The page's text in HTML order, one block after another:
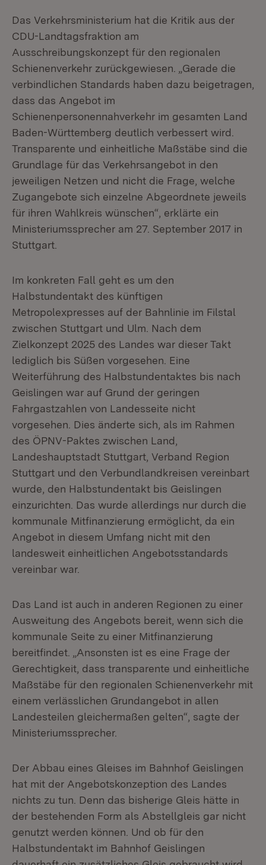
Das Verkehrsministerium hat die Kritik aus der
CDU-Landtagsfraktion am
Ausschreibungskonzept für den regionalen
Schienenverkehr zurückgewiesen. „Gerade die
verbindlichen Standards haben dazu beigetragen,
dass das Angebot im
Schienenpersonennahverkehr im gesamten Land
Baden-Württemberg deutlich verbessert wird.
Transparente und einheitliche Maßstäbe sind die
Grundlage für das Verkehrsangebot in den
jeweiligen Netzen und nicht die Frage, welche
Zugangebote sich einzelne Abgeordnete jeweils
für ihren Wahlkreis wünschen“, erklärte ein
Ministeriumssprecher am 27. September 2017 in
Stuttgart.
Im konkreten Fall geht es um den
Halbstundentakt des künftigen
Metropolexpresses auf der Bahnlinie im Filstal
zwischen Stuttgart und Ulm. Nach dem
Zielkonzept 2025 des Landes war dieser Takt
lediglich bis Süßen vorgesehen. Eine
Weiterführung des Halbstundentaktes bis nach
Geislingen war auf Grund der geringen
Fahrgastzahlen von Landesseite nicht
vorgesehen. Dies änderte sich, als im Rahmen
des ÖPNV-Paktes zwischen Land,
Landeshauptstadt Stuttgart, Verband Region
Stuttgart und den Verbundlandkreisen vereinbart
wurde, den Halbstundentakt bis Geislingen
einzurichten. Das wurde allerdings nur durch die
kommunale Mitfinanzierung ermöglicht, da ein
Angebot in diesem Umfang nicht mit den
landesweit einheitlichen Angebotsstandards
vereinbar war.
Das Land ist auch in anderen Regionen zu einer
Ausweitung des Angebots bereit, wenn sich die
kommunale Seite zu einer Mitfinanzierung
bereitfindet. „Ansonsten ist es eine Frage der
Gerechtigkeit, dass transparente und einheitliche
Maßstäbe für den regionalen Schienenverkehr mit
einem verlässlichen Grundangebot in allen
Landesteilen gleichermaßen gelten“, sagte der
Ministeriumssprecher.
Der Abbau eines Gleises im Bahnhof Geislingen
hat mit der Angebotskonzeption des Landes
nichts zu tun. Denn das bisherige Gleis hätte in
der bestehenden Form als Abstellgleis gar nicht
genutzt werden können. Und ob für den
Halbstundentakt im Bahnhof Geislingen